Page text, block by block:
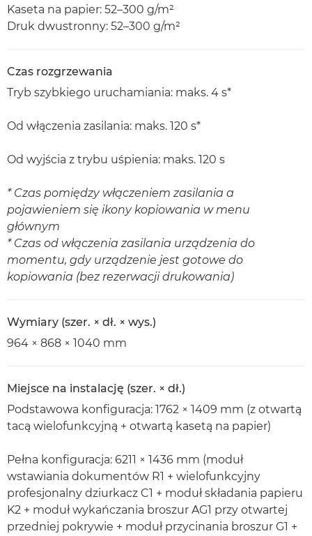
Kaseta na papier: 52–300 g/m²
Druk dwustronny: 52–300 g/m²
Czas rozgrzewania
Tryb szybkiego uruchamiania: maks. 4 s*
Od włączenia zasilania: maks. 120 s*
Od wyjścia z trybu uśpienia: maks. 120 s
* Czas pomiędzy włączeniem zasilania a
pojawieniem się ikony kopiowania w menu
głównym
* Czas od włączenia zasilania urządzenia do
momentu, gdy urządzenie jest gotowe do
kopiowania (bez rezerwacji drukowania)
Wymiary (szer. × dł. × wys.)
964 × 868 × 1040 mm
Miejsce na instalację (szer. × dł.)
Podstawowa konfiguracja: 1762 × 1409 mm (z otwartą
tacą wielofunkcyjną + otwartą kasetą na papier)
Pełna konfiguracja: 6211 × 1436 mm (moduł
wstawiania dokumentów R1 + wielofunkcyjny
profesjonalny dziurkacz C1 + moduł składania papieru
K2 + moduł wykańczania broszur AG1 przy otwartej
przedniej pokrywie + moduł przycinania broszur G1 +